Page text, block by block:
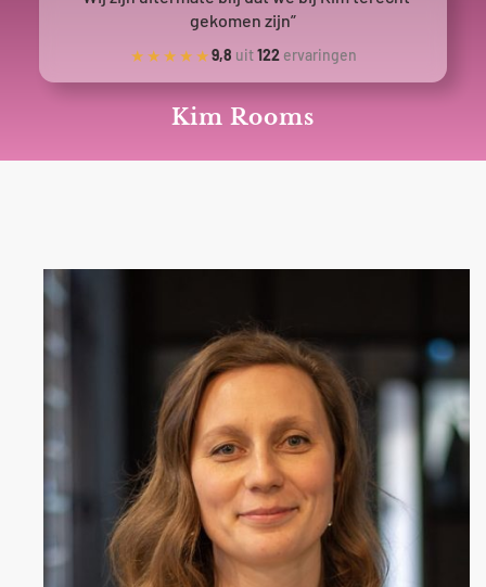
gekomen zijn”
★★★★★9,8 uit122ervaringen
Kim Rooms